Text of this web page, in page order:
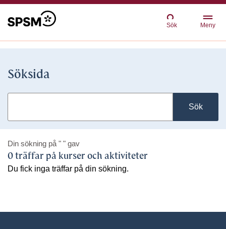
Sök Meny
Söksida
Sök
Din sökning på " " gav
0 träffar på kurser och aktiviteter
Du fick inga träffar på din sökning.